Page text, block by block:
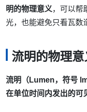
明的物理意义，可以帮
光，也能避免只看瓦数
流明的物理
流明（Lumen，符号
在单位时间内发出的可